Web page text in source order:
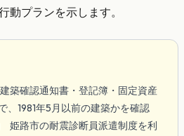
動プランを示します。
築確認通知書・登記簿・固定資産
、1981年5月以前の建築かを確認
姫路市の耐震診断員派遣制度を利